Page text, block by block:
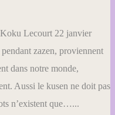
Lecourt 22 janvier
zazen, proviennent
dans notre monde,
Aussi le kusen ne doit pas
n’existent que…...